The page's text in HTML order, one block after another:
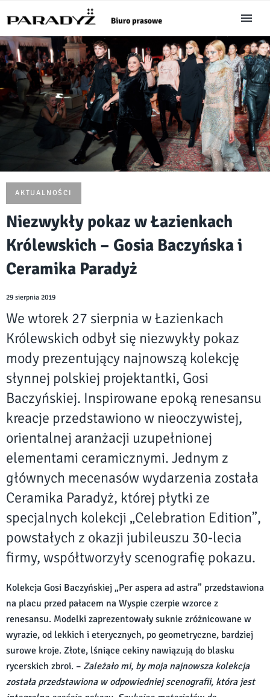
AKTUALNOŚCI
Niezwykły pokaz w Łazienkach
Królewskich – Gosia Baczyńska i
Ceramika Paradyż
29 sierpnia 2019
We wtorek 27 sierpnia w Łazienkach
Królewskich odbył się niezwykły pokaz
mody prezentujący najnowszą kolekcję
słynnej polskiej projektantki, Gosi
Baczyńskiej. Inspirowane epoką renesansu
kreacje przedstawiono w nieoczywistej,
orientalnej aranżacji uzupełnionej
elementami ceramicznymi. Jednym z
głównych mecenasów wydarzenia została
Ceramika Paradyż, której płytki ze
specjalnych kolekcji „Celebration Edition”,
powstałych z okazji jubileuszu 30-lecia
firmy, współtworzyły scenografię pokazu.
Kolekcja Gosi Baczyńskiej „Per aspera ad astra” przedstawiona
na placu przed pałacem na Wyspie czerpie wzorce z
renesansu. Modelki zaprezentowały suknie zróżnicowane w
wyrazie, od lekkich i eterycznych, po geometryczne, bardziej
surowe kroje. Złote, lśniące cekiny nawiązują do blasku
rycerskich zbroi. – Zależało mi, by moja najnowsza kolekcja
została przedstawiona w odpowiedniej scenografii, która jest